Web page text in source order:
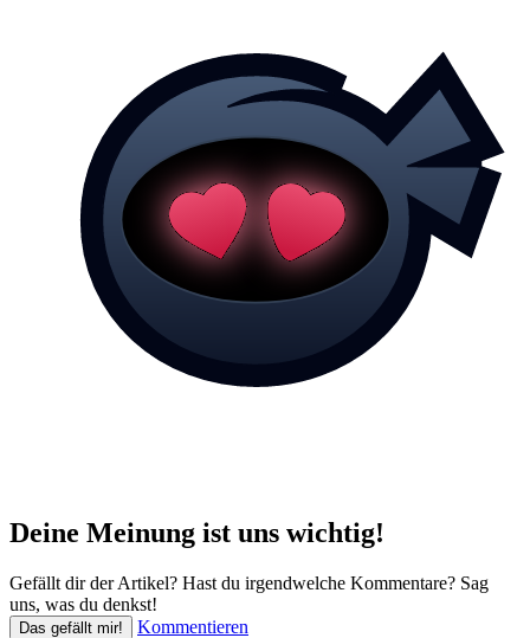
Deine Meinung ist uns wichtig!
Gefällt dir der Artikel? Hast du irgendwelche Kommentare? Sag
uns, was du denkst!
Das gefällt mir! Kommentieren